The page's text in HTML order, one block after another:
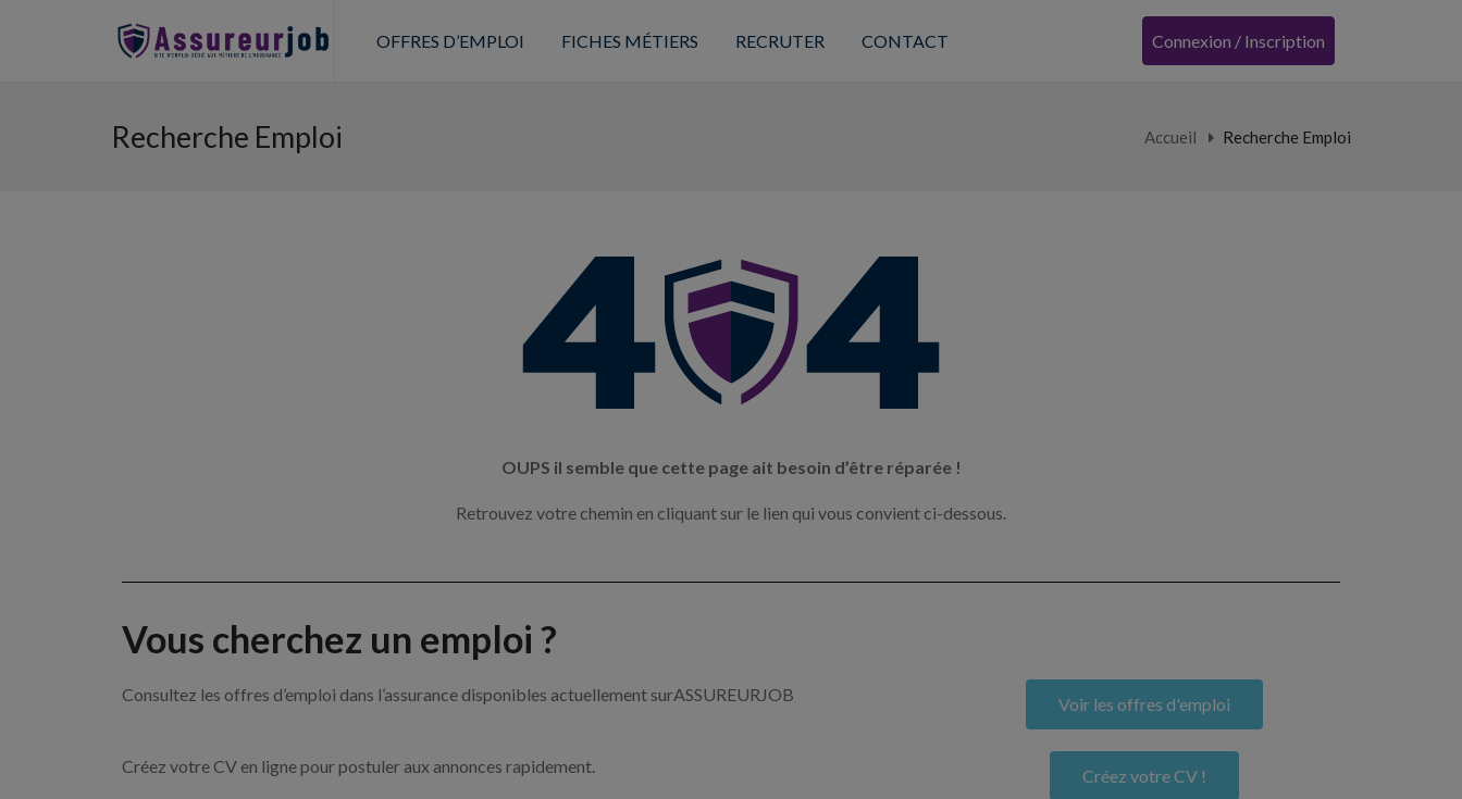
OFFRES D’EMPLOI FICHES MÉTIERS RECRUTER CONTACT Connexion / Inscription
Recherche Emploi Accueil Recherche Emploi
OUPS il semble que cette page ait besoin d’être réparée !
Retrouvez votre chemin en cliquant sur le lien qui vous convient ci-dessous.
Vous cherchez un emploi ?
Consultez les offres d’emploi dans l’assurance disponibles actuellement surASSUREURJOB Voir les offres d'emploi
Créez votre CV en ligne pour postuler aux annonces rapidement. Créez votre CV !